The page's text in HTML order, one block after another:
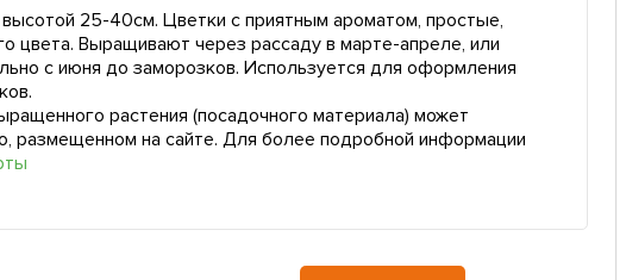
25-40см. Цветки с приятным ароматом, простые,
цвета. Выращивают через рассаду в марте-апреле, или
с июня до заморозков. Используется для оформления
растения (посадочного материала) может
размещенном на сайте. Для более подробной информации